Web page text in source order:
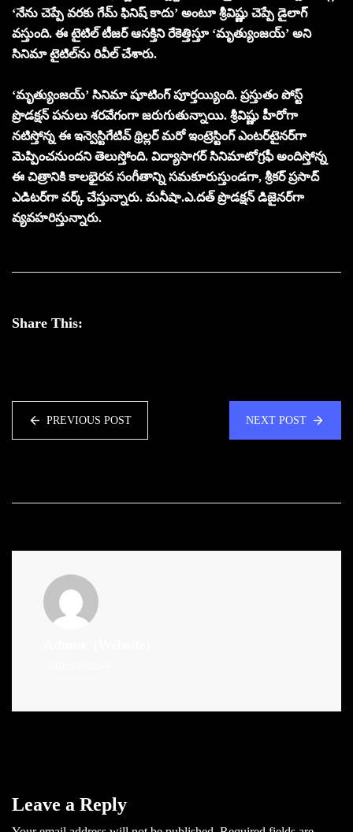
‘నేను చెప్పే వరకు గేమ్ ఫినిష్ కాదు’ అంటూ శ్రీవిష్ణు చెప్పే డైలాగ్
వస్తుంది. ఈ టైటిల్ టీజర్ ఆసక్తిని రేకెత్తిస్తూ ‘మృత్యుంజయ్’ అని
సినిమా టైటిల్‌ను రివీల్ చేశారు.
‘మృత్యుంజయ్’ సినిమా షూటింగ్ పూర్తయ్యింది. ప్రస్తుతం పోస్ట్
ప్రొడక్షన్ పనులు శరవేగంగా జరుగుతున్నాయి. శ్రీవిష్ణు హీరోగా
నటిస్తోన్న ఈ ఇన్వెస్టిగేటివ్ థ్రిల్లర్‌ మరో ఇంట్రెస్టింగ్ ఎంటర్‌టైనర్‌గా
మెప్పించనుందని తెలుస్తోంది. విద్యాసాగర్ సినిమాటోగ్రఫీ అందిస్తోన్న
ఈ చిత్రానికి కాలభైరవ సంగీతాన్ని సమకూరుస్తుండగా, శ్రీకర్ ప్రసాద్
ఎడిటర్‌గా వర్క్ చేస్తున్నారు. మనీషా.ఎ.దత్ ప్రొడక్షన్ డిజైనర్‌గా
వ్యవహరిస్తున్నారు.
Share This:
PREVIOUS POST NEXT POST
Leave a Reply